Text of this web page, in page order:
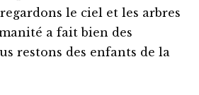
le ciel et les arbres
a fait bien des
restons des enfants de la